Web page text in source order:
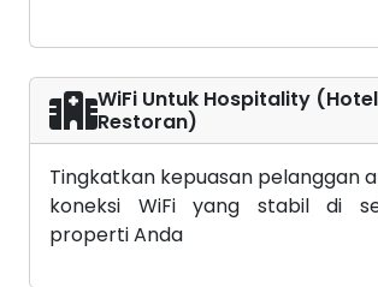
WiFi Untuk Hospitality
Restoran)
Tingkatkan kepuasan pelanggan
koneksi WiFi yang stabil di
properti Anda